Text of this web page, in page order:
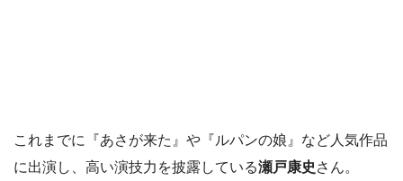
これまでに『あさが来た』や『ルパンの娘』など人気作品
に出演し、高い演技力を披露している瀬戸康史 さん。